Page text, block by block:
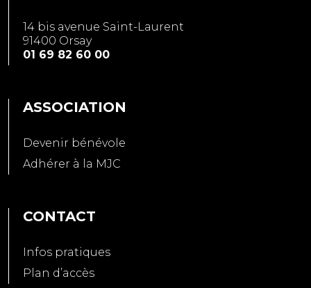
14 bis avenue Saint-Laurent
91400 Orsay
01 69 82 60 00
ASSOCIATION
Devenir bénévole
Adhérer à la MJC
CONTACT
Infos pratiques
Plan d’accès